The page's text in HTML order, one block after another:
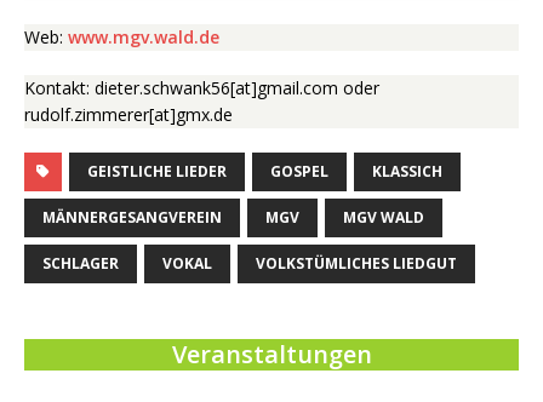
Web: www.mgv.wald.de
Kontakt: dieter.schwank56[at]gmail.com oder
rudolf.zimmerer[at]gmx.de
GEISTLICHE LIEDER GOSPEL KLASSICH
MÄNNERGESANGVEREIN MGV MGV WALD
SCHLAGER VOKAL VOLKSTÜMLICHES LIEDGUT
Veranstaltungen